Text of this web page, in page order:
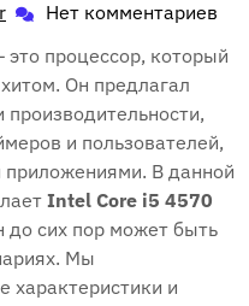
Redactor
Нет комментариев
процессор, который
Он предлагал
и пользователей,
В данной
Intel Core i5 4570
до сих пор может быть
Мы
характеристики и